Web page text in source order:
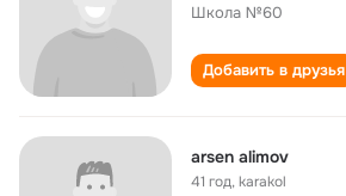
Школа №60
Добавить в друзья
arsen alimov
41 год,karakol